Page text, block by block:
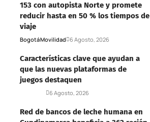
153 con autopista Norte y promete
reducir hasta en 50 % los tiempos de
viaje
BogotáMovilidad 6 Agosto, 2026
Características clave que ayudan a
que las nuevas plataformas de
juegos destaquen
6 Agosto, 2026
Red de bancos de leche humana en